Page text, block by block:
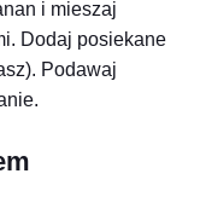
i mieszaj
Dodaj posiekane
Podawaj